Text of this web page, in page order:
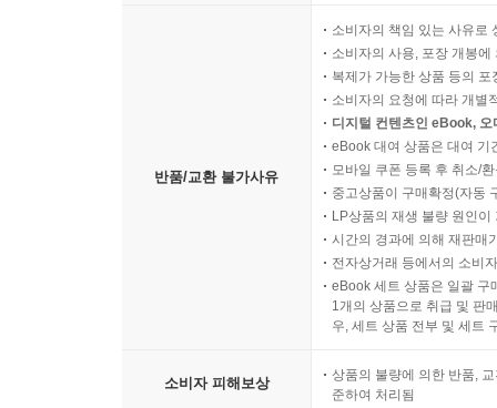
반품/교환 불가사유
소비자의 책임 있는 사유로
소비자의 사용, 포장 개봉
복제가 가능한 상품 등의
소비자의 요청에 따라 개별
디지털 컨텐츠인 eBook,
eBook 대여 상품은 대여 기
모바일 쿠폰 등록 후 취소/
중고상품이 구매확정(자동
LP상품의 재생 불량 원인
시간의 경과에 의해 재판매
전자상거래 등에서의 소비
eBook 세트 상품은 일괄 구
1개의 상품으로 취급 및 판
우, 세트 상품 전부 및 세트
소비자 피해보상
상품의 불량에 의한 반품,
준하여 처리됨